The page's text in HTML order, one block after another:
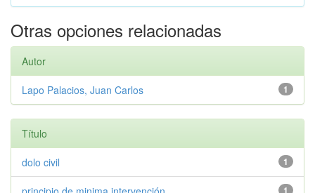
Otras opciones relacionadas
Autor
1
Lapo Palacios, Juan Carlos
Título
1
dolo civil
1